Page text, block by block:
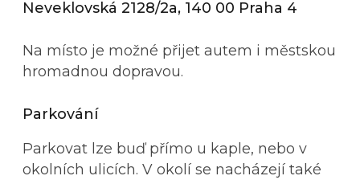
Neveklovská 2128/2a, 140 00 Praha 4
Na místo je možné přijet autem i městskou
hromadnou dopravou.
Parkování
Parkovat lze buď přímo u kaple, nebo v
okolních ulicích. V okolí se nacházejí také